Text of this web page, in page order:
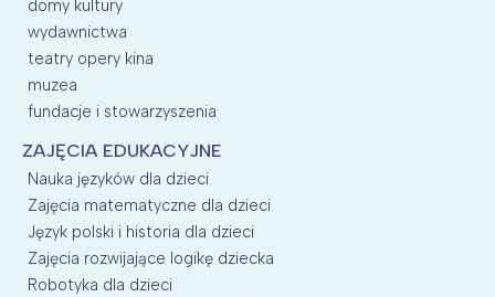
domy kultury
wydawnictwa
teatry opery kina
muzea
fundacje i stowarzyszenia
ZAJĘCIA EDUKACYJNE
Nauka języków dla dzieci
Zajęcia matematyczne dla dzieci
Język polski i historia dla dzieci
Zajęcia rozwijające logikę dziecka
Robotyka dla dzieci